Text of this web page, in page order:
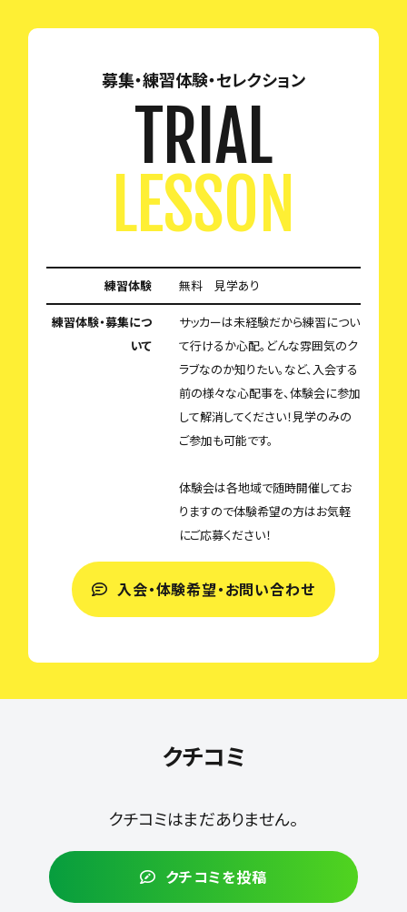
募集・練習体験・セレクション
TRIAL
LESSON
練習体験 無料 見学あり
練習体験・募集につ
いて
サッカーは未経験だから練習につい
て行けるか心配。どんな雰囲気のク
ラブなのか知りたい。など、入会する
前の様々な心配事を、体験会に参加
して解消してください！見学のみの
ご参加も可能です。
体験会は各地域で随時開催してお
りますので体験希望の方はお気軽
にご応募ください！
入会・体験希望・お問い合わせ
クチコミ
クチコミはまだありません。
クチコミを投稿